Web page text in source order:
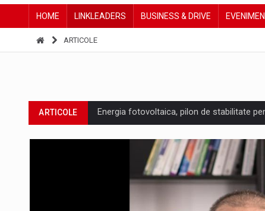
HOME LINKLEADERS BUSINESS & DRIVE
ARTICOLE
ARTICOLE Energia fotovoltaica, pilon de stabilitate
ARTICOLE Cum invatam sa spunem nu intr-o cultura
Ingredient Spotlight: What SKU Level
Producatorii si comerciantii care nu se